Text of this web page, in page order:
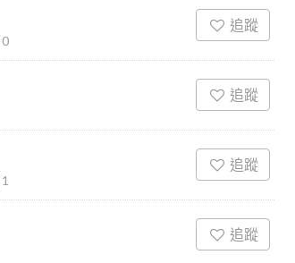
0
追蹤
追蹤
1
追蹤
追蹤